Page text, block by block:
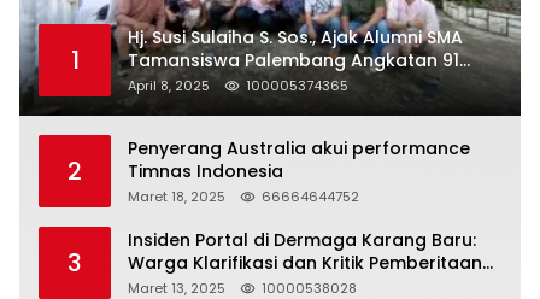
1
Hj. Susi Sulaiha S. Sos., Ajak Alumni SMA
Tamansiswa Palembang Angkatan 91
Halal Bihalal
April 8, 2025 100005374365
2
Penyerang Australia akui performance
Timnas Indonesia
Maret 18, 2025 66664644752
3
Insiden Portal di Dermaga Karang Baru:
Warga Klarifikasi dan Kritik Pemberitaan
yang Tidak Akurat
Maret 13, 2025 10000538028